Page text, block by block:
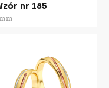
nr 185